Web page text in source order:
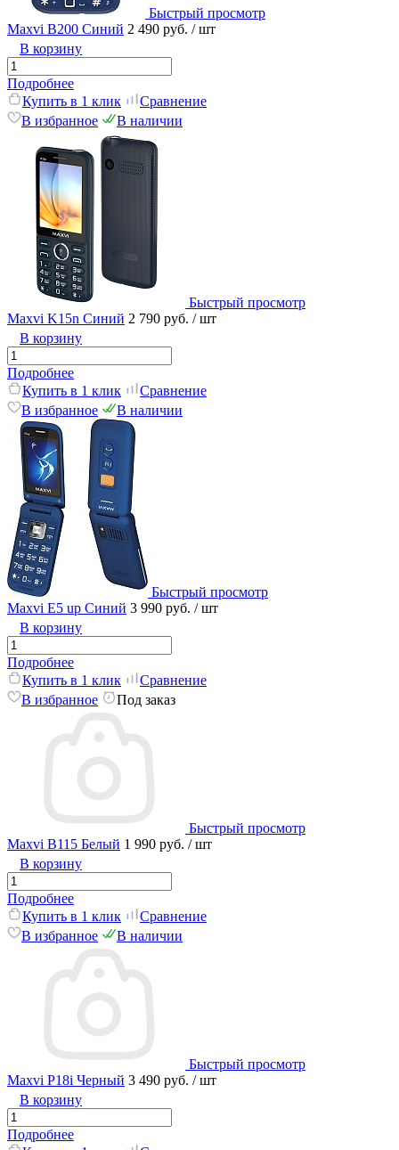
Быстрый просмотр
Maxvi B200 Синий 2 490 руб. / шт
В корзину
Подробнее
Купить в 1 клик
Сравнение
В избранное
В наличии
Быстрый просмотр
Maxvi K15n Синий 2 790 руб. / шт
В корзину
Подробнее
Купить в 1 клик
Сравнение
В избранное
В наличии
Быстрый просмотр
Maxvi E5 up Синий 3 990 руб. / шт
В корзину
Подробнее
Купить в 1 клик
Сравнение
В избранное
Под заказ
Быстрый просмотр
Maxvi B115 Белый 1 990 руб. / шт
В корзину
Подробнее
Купить в 1 клик
Сравнение
В избранное
В наличии
Быстрый просмотр
Maxvi P18i Черный 3 490 руб. / шт
В корзину
Подробнее